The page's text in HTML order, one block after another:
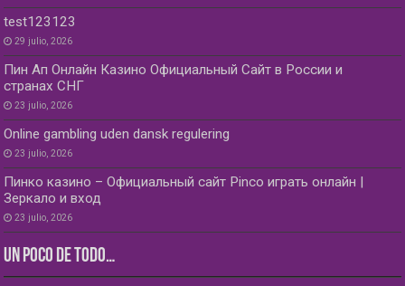
test123123
29 julio, 2026
Пин Ап Онлайн Казино Официальный Сайт в России и
странах СНГ
23 julio, 2026
Online gambling uden dansk regulering
23 julio, 2026
Пинко казино – Официальный сайт Pinco играть онлайн |
Зеркало и вход
23 julio, 2026
UN POCO DE TODO…